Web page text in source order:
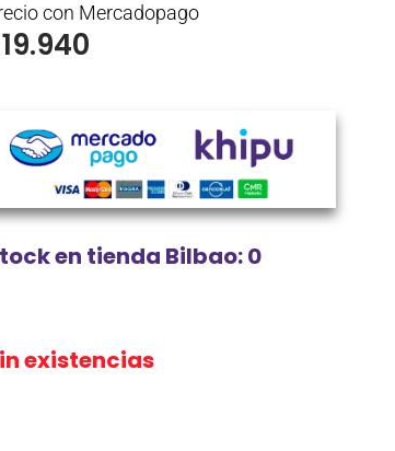
con Mercadopago
19.940
en tienda Bilbao: 0
existencias